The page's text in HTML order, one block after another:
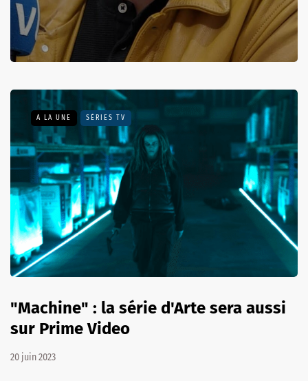
A LA UNE SÉRIES TV
"Machine" : la série d'Arte sera aussi
sur Prime Video
20 juin 2023